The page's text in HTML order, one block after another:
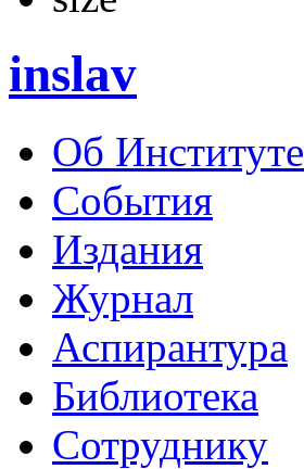
inslav
Об Институте
События
Издания
Журнал
Аспирантура
Библиотека
Сотруднику